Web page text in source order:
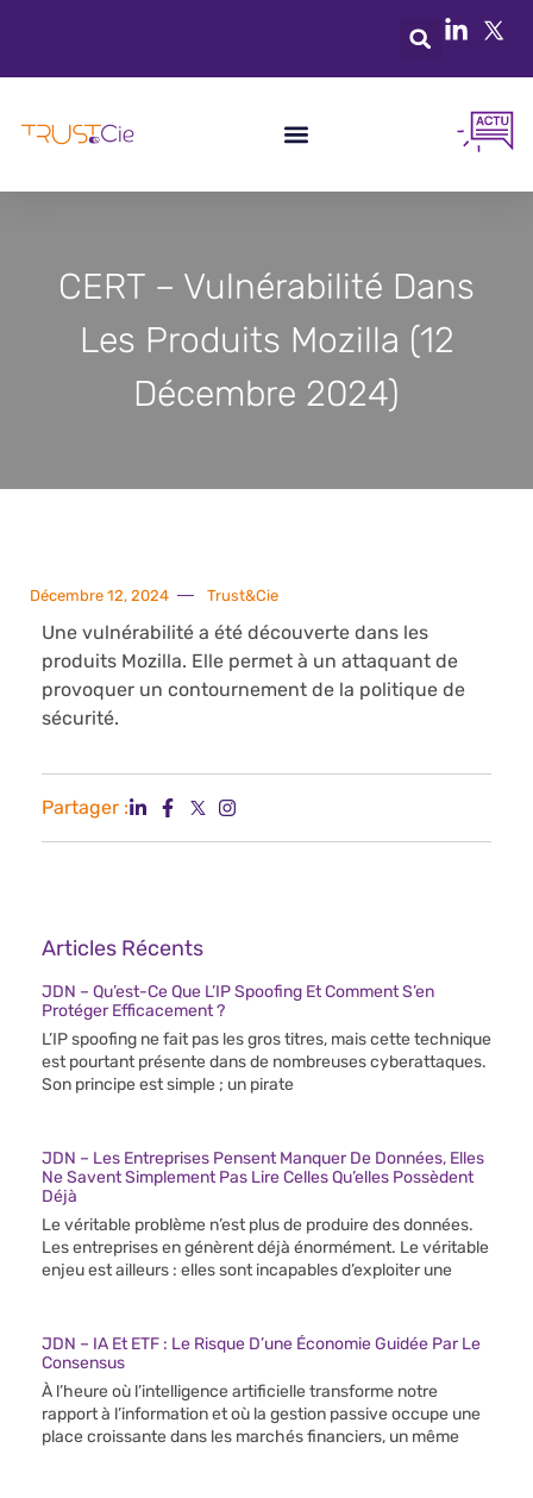
CERT – Vulnérabilité Dans
Les Produits Mozilla (12
Décembre 2024)
Décembre 12, 2024 Trust&Cie
Une vulnérabilité a été découverte dans les
produits Mozilla. Elle permet à un attaquant de
provoquer un contournement de la politique de
sécurité.
Partager :
Articles Récents
JDN – Qu’est-Ce Que L’IP Spoofing Et Comment S’en
Protéger Efficacement ?
L’IP spoofing ne fait pas les gros titres, mais cette technique
est pourtant présente dans de nombreuses cyberattaques.
Son principe est simple ; un pirate
JDN – Les Entreprises Pensent Manquer De Données, Elles
Ne Savent Simplement Pas Lire Celles Qu’elles Possèdent
Déjà
Le véritable problème n’est plus de produire des données.
Les entreprises en génèrent déjà énormément. Le véritable
enjeu est ailleurs : elles sont incapables d’exploiter une
JDN – IA Et ETF : Le Risque D’une Économie Guidée Par Le
Consensus
À l’heure où l’intelligence artificielle transforme notre
rapport à l’information et où la gestion passive occupe une
place croissante dans les marchés financiers, un même